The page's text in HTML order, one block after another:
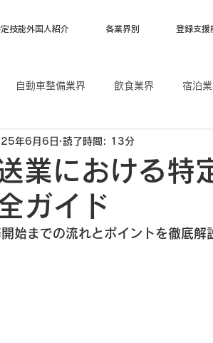
技能外国人紹介 各業界別 登録支援
自動車整備業界 飲食業界 宿泊
漁業 ベトナム
業における特
ガイド
年6月6日 読了時間: 13分
始までの流れとポイントを徹底解